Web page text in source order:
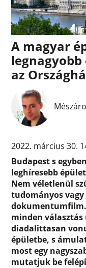
A magyar
legnagyobb
az
2022. március 30.
Budapest s
leghíresebb
Nem véletlenül
tudományos
minden választás
diadalittasan
épületbe, s
most egy
mutatjuk be